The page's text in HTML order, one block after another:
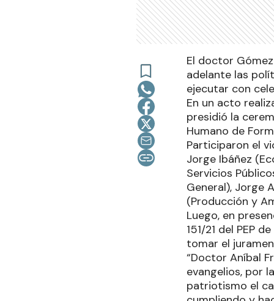
El doctor
adelante las
ejecutar con
En un acto
presidió la
Humano de
Participaron el
Jorge Ibáñez
Servicios
General), Jorge
(Producción y
Luego, en
151/21 del PEP
tomar el
“Doctor Aníbal
evangelios, por
patriotismo el